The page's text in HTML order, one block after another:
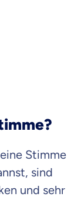
Stimme
sind
und sehr